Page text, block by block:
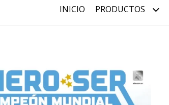
INICIO PRODUCTOS